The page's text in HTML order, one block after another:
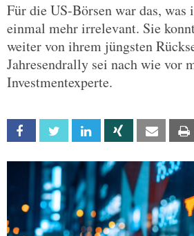
Für die US-Börsen war das, was
einmal mehr irrelevant. Sie
weiter von ihrem jüngsten
Jahresendrally sei nach wie vor
Investmentexperte.
Facebook Twitter Linkedin Xing Email